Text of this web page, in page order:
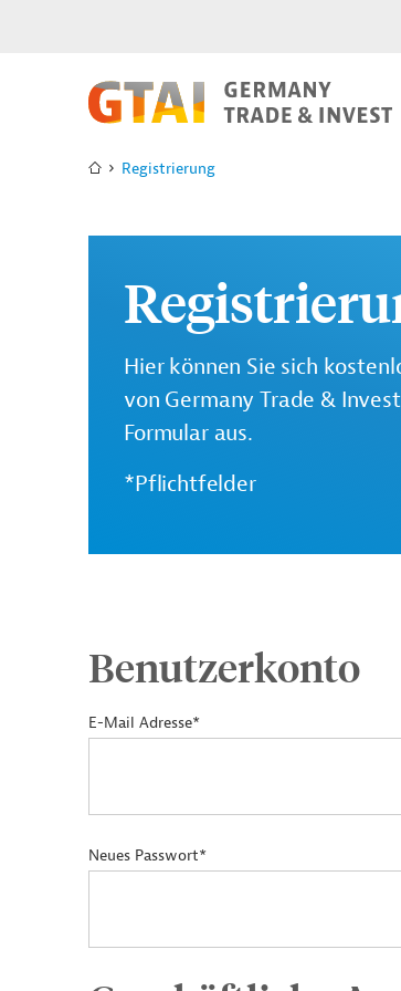
Registrierung
Hier können Sie sich
von Germany Trade &
Formular aus.
*Pflichtfelder
Benutzerkonto
E-Mail Adresse*
Neues Passwort*